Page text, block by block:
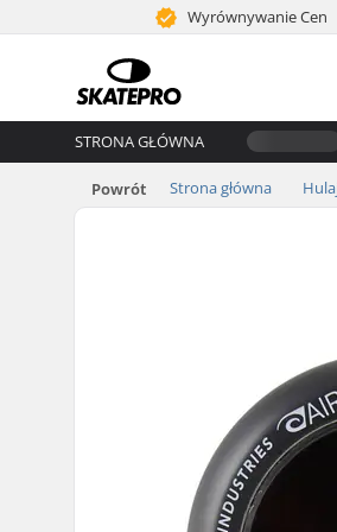
Wyrównywanie Cen
STRONA GŁÓWNA
Powrót Strona główna